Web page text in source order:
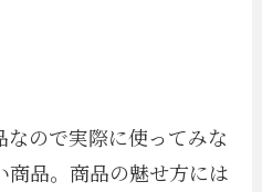
ので実際に使ってみな
商品。商品の魅せ方には